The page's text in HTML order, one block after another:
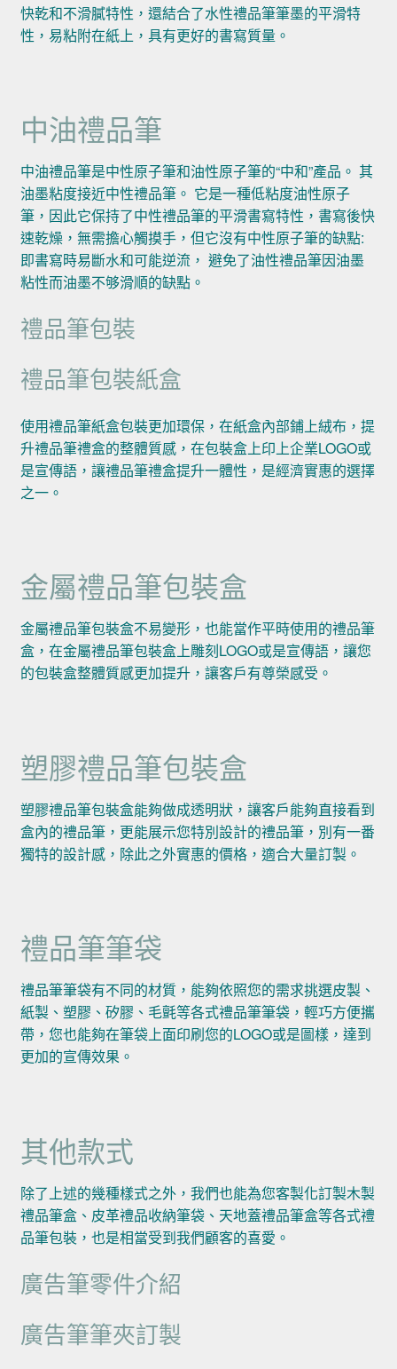
快乾和不滑膩特性，還結合了水性禮品筆筆墨的平滑特
性，易粘附在紙上，具有更好的書寫質量。
中油禮品筆
中油禮品筆是中性原子筆和油性原子筆的“中和”產品。 其
油墨粘度接近中性禮品筆。 它是一種低粘度油性原子
筆，因此它保持了中性禮品筆的平滑書寫特性，書寫後快
速乾燥，無需擔心觸摸手，但它沒有中性原子筆的缺點:
即書寫時易斷水和可能逆流， 避免了油性禮品筆因油墨
粘性而油墨不够滑順的缺點。
禮品筆包裝
禮品筆包裝紙盒
使用禮品筆紙盒包裝更加環保，在紙盒內部鋪上絨布，提
升禮品筆禮盒的整體質感，在包裝盒上印上企業LOGO或
是宣傳語，讓禮品筆禮盒提升一體性，是經濟實惠的選擇
之一。
金屬禮品筆包裝盒
金屬禮品筆包裝盒不易變形，也能當作平時使用的禮品筆
盒，在金屬禮品筆包裝盒上雕刻LOGO或是宣傳語，讓您
的包裝盒整體質感更加提升，讓客戶有尊榮感受。
塑膠禮品筆包裝盒
塑膠禮品筆包裝盒能夠做成透明狀，讓客戶能夠直接看到
盒內的禮品筆，更能展示您特別設計的禮品筆，別有一番
獨特的設計感，除此之外實惠的價格，適合大量訂製。
禮品筆筆袋
禮品筆筆袋有不同的材質，能夠依照您的需求挑選皮製、
紙製、塑膠、矽膠、毛氈等各式禮品筆筆袋，輕巧方便攜
帶，您也能夠在筆袋上面印刷您的LOGO或是圖樣，達到
更加的宣傳效果。
其他款式
除了上述的幾種樣式之外，我們也能為您客製化訂製木製
禮品筆盒、皮革禮品收納筆袋、天地蓋禮品筆盒等各式禮
品筆包裝，也是相當受到我們顧客的喜愛。
廣告筆零件介紹
廣告筆筆夾訂製